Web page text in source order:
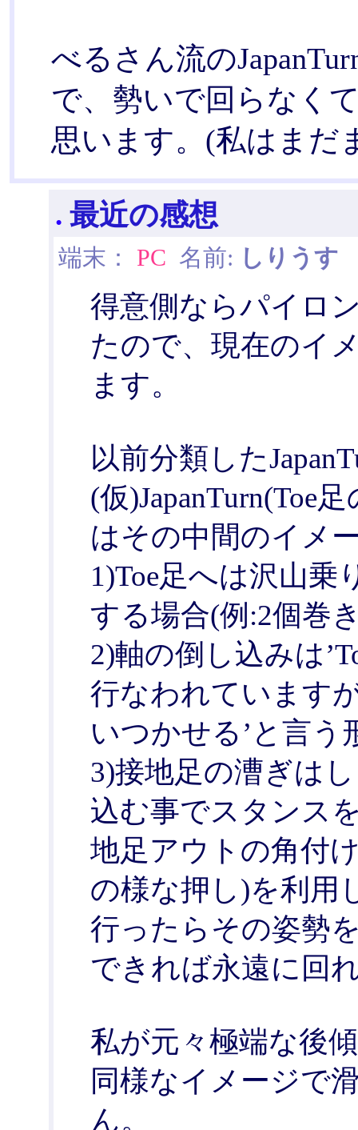
べるさん流の
で、勢いで回らなく
思います。(私はまだ
. 最近の感想
端末： PC 名前: しりうす
得意側ならパイロ
たので、現在のイ
ます。
以前分類した
(仮)JapanTurn(Toe
はその中間のイメ
1)Toe足へは沢山乗
する場合(例:2個巻
2)軸の倒し込みは
行なわれています
いつかせる’と言
3)接地足の漕ぎは
込む事でスタンス
地足アウトの角付
の様な押し)を利用
行ったらその姿勢
できれば永遠に回
私が元々極端な後
同様なイメージで
ん。